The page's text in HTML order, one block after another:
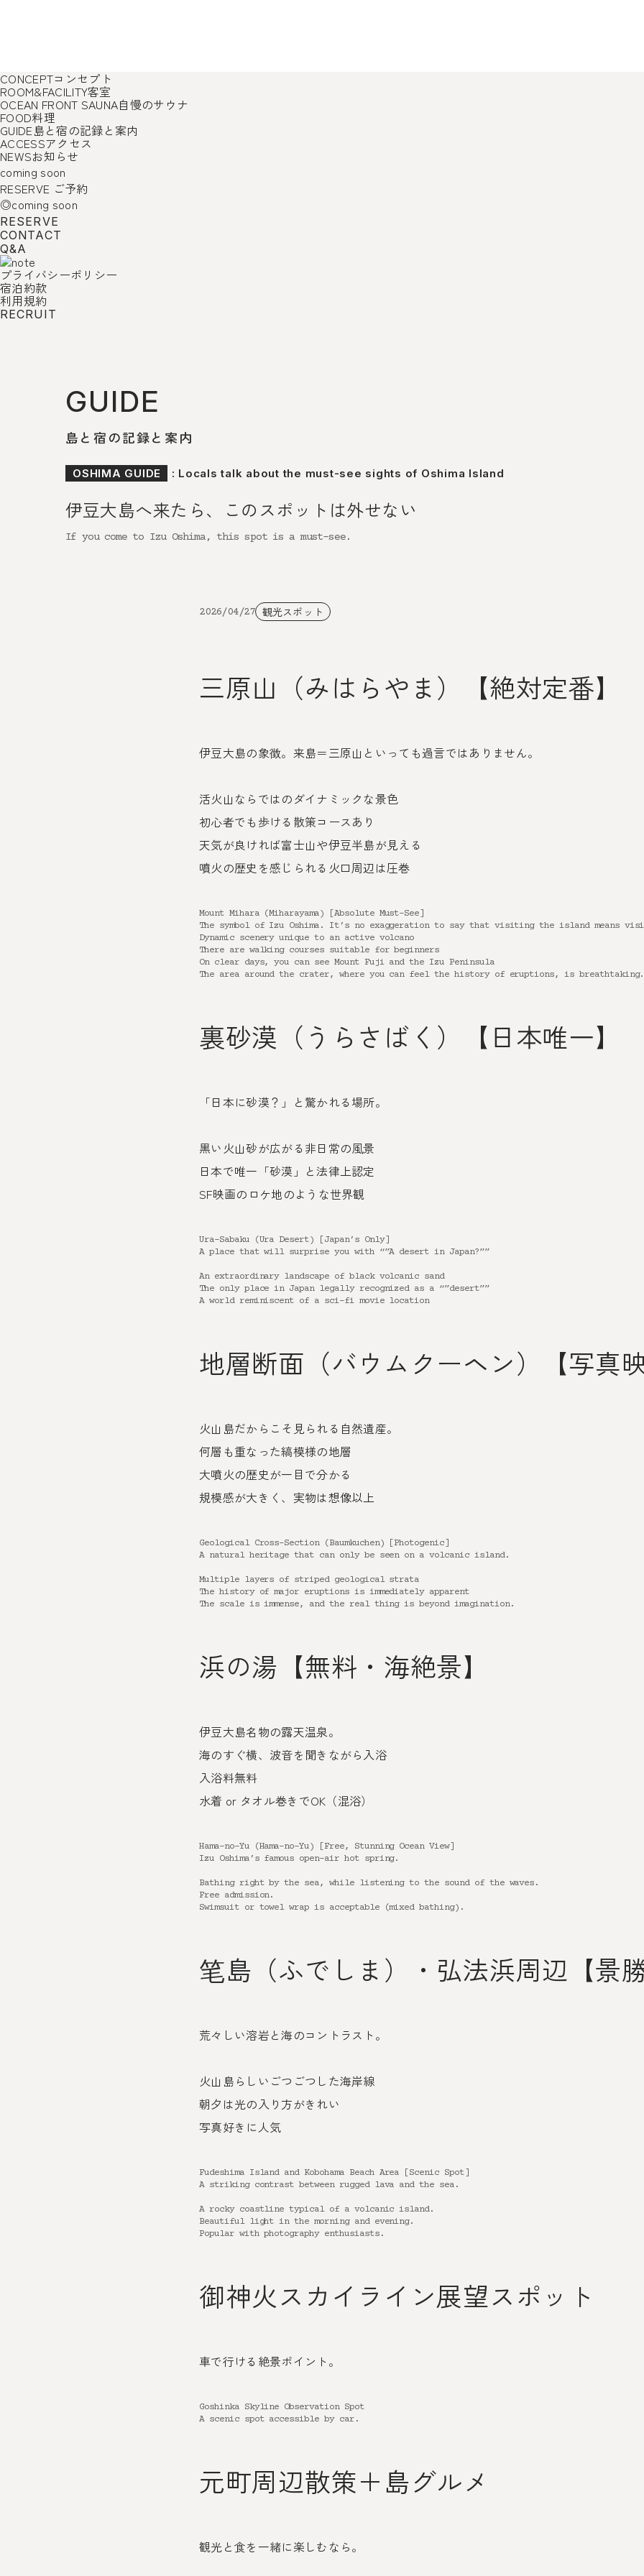
CONCEPTコンセプト
ROOM&FACILITY客室
OCEAN FRONT SAUNA自慢のサウナ
FOOD料理
GUIDE島と宿の記録と案内
ACCESSアクセス
NEWSお知らせ
coming soon
RESERVE ご予約
◎coming soon
RESERVE
CONTACT
Q&A
プライバシーポリシー
宿泊約款
利用規約
RECRUIT
GUIDE
島と宿の記録と案内
OSHIMA GUIDE : Locals talk about the must-see sights of Oshima Island
伊豆大島へ来たら、このスポットは外せない
If you come to Izu Oshima, this spot is a must-see.
2026/04/27 観光スポット
三原山（みはらやま）【絶対定番】
伊豆大島の象徴。来島＝三原山といっても過言ではありません。
活火山ならではのダイナミックな景色
初心者でも歩ける散策コースあり
天気が良ければ富士山や伊豆半島が見える
噴火の歴史を感じられる火口周辺は圧巻
Mount Mihara (Miharayama) [Absolute Must-See]
The symbol of Izu Oshima. It’s no exaggeration to say that visiting the island means
Dynamic scenery unique to an active volcano
There are walking courses suitable for beginners
On clear days, you can see Mount Fuji and the Izu Peninsula
The area around the crater, where you can feel the history of eruptions, is breathtaking.
裏砂漠（うらさばく）【日本唯一】
「日本に砂漠？」と驚かれる場所。
黒い火山砂が広がる非日常の風景
日本で唯一「砂漠」と法律上認定
SF映画のロケ地のような世界観
Ura-Sabaku (Ura Desert) [Japan’s Only]
A place that will surprise you with “”A desert in Japan?””
An extraordinary landscape of black volcanic sand
The only place in Japan legally recognized as a “”desert””
A world reminiscent of a sci-fi movie location
地層断面（バウムクーヘン）【写真
火山島だからこそ見られる自然遺産。
何層も重なった縞模様の地層
大噴火の歴史が一目で分かる
規模感が大きく、実物は想像以上
Geological Cross-Section (Baumkuchen) [Photogenic]
A natural heritage that can only be seen on a volcanic island.
Multiple layers of striped geological strata
The history of major eruptions is immediately apparent
The scale is immense, and the real thing is beyond imagination.
浜の湯【無料・海絶景】
伊豆大島名物の露天温泉。
海のすぐ横、波音を聞きながら入浴
入浴料無料
水着 or タオル巻きでOK（混浴）
Hama-no-Yu (Hama-no-Yu) [Free, Stunning Ocean View]
Izu Oshima’s famous open-air hot spring.
Bathing right by the sea, while listening to the sound of the waves.
Free admission.
Swimsuit or towel wrap is acceptable (mixed bathing).
笔島（ふでしま）・弘法浜周辺【景
荒々しい溶岩と海のコントラスト。
火山島らしいごつごつした海岸線
朝夕は光の入り方がきれい
写真好きに人気
Fudeshima Island and Kobohama Beach Area [Scenic Spot]
A striking contrast between rugged lava and the sea.
A rocky coastline typical of a volcanic island.
Beautiful light in the morning and evening.
Popular with photography enthusiasts.
御神火スカイライン展望スポット
車で行ける絶景ポイント。
Goshinka Skyline Observation Spot
A scenic spot accessible by car.
元町周辺散策＋島グルメ
観光と食を一緒に楽しむなら。